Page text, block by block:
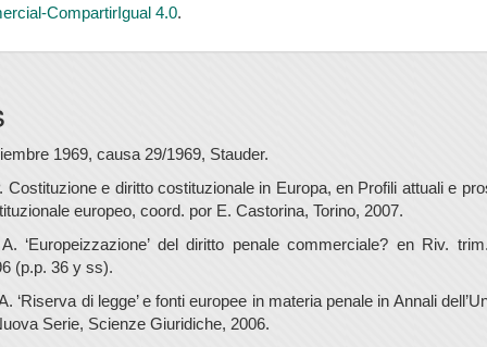
CompartirIgual 4.0.
1969, causa 29/1969, Stauder.
Costituzione e diritto costituzionale in Europa, en Profili attuali e
europeo, coord. por E. Castorina, Torino, 2007.
‘Europeizzazione’ del diritto penale commerciale? en Riv.
(p.p. 36 y ss).
‘Riserva di legge’ e fonti europee in materia penale in Annali
Serie, Scienze Giuridiche, 2006.